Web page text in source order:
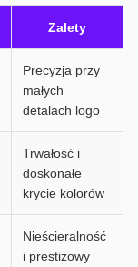
Zalety
Precyzja przy
małych
detalach logo
Trwałość i
doskonałe
krycie kolorów
Nieścieralność
i prestiżowy